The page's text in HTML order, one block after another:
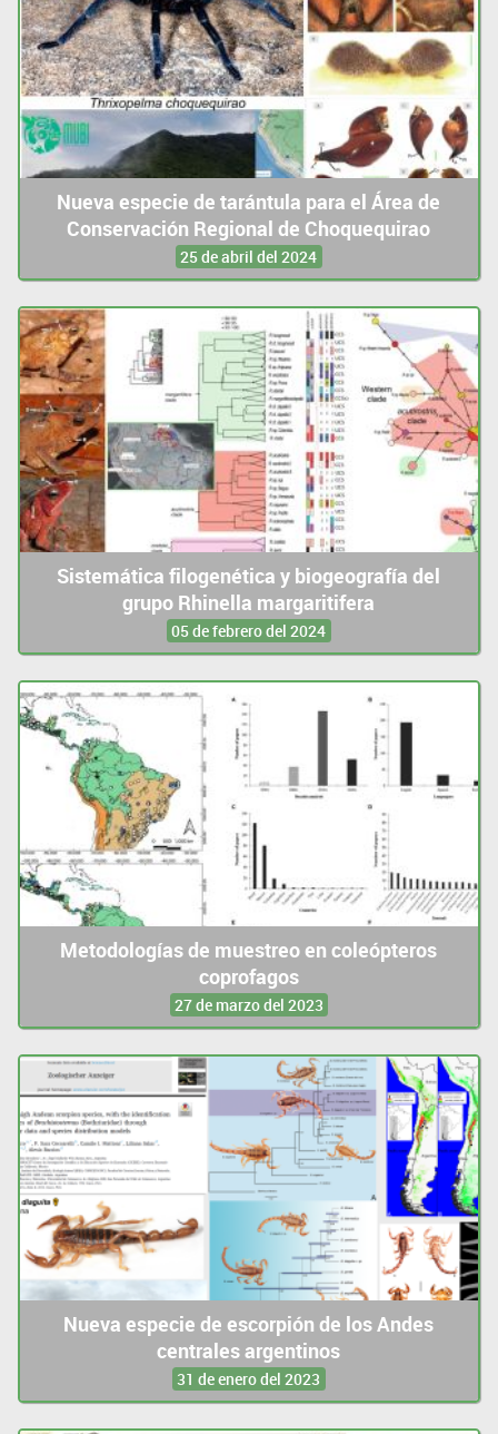
Nueva especie de tarántula para el Área de
Conservación Regional de Choquequirao
25 de abril del 2024
Sistemática filogenética y biogeografía del
grupo Rhinella margaritifera
05 de febrero del 2024
Metodologías de muestreo en coleópteros
coprofagos
27 de marzo del 2023
Nueva especie de escorpión de los Andes
centrales argentinos
31 de enero del 2023